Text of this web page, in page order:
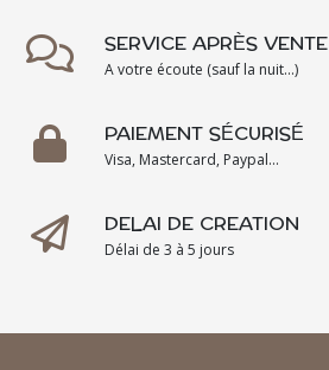
SERVICE APRÈS VENTE
A votre écoute (sauf la nuit...)
PAIEMENT SÉCURISÉ
Visa, Mastercard, Paypal...
DELAI DE CREATION
Délai de 3 à 5 jours